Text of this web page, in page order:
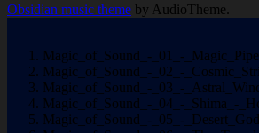
Obsidian music theme by AudioTheme.
Magic_of_Sound_-_01_-
Magic_of_Sound_-_02_-
Magic_of_Sound_-_03_-
Magic_of_Sound_-_04_-_Shima_-
Magic_of_Sound_-_05_-